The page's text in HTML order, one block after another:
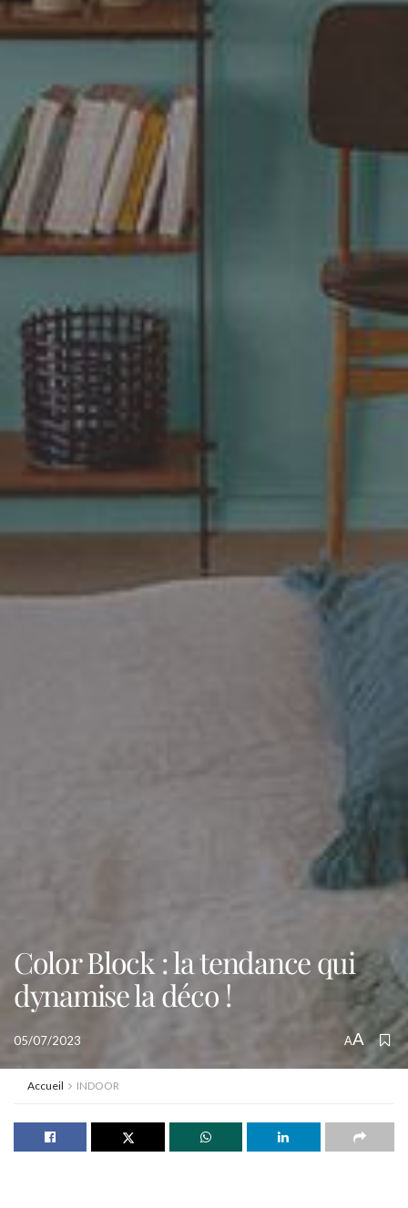
Color Block : la tendance qui
dynamise la déco !
05/07/2023 AA
Accueil INDOOR